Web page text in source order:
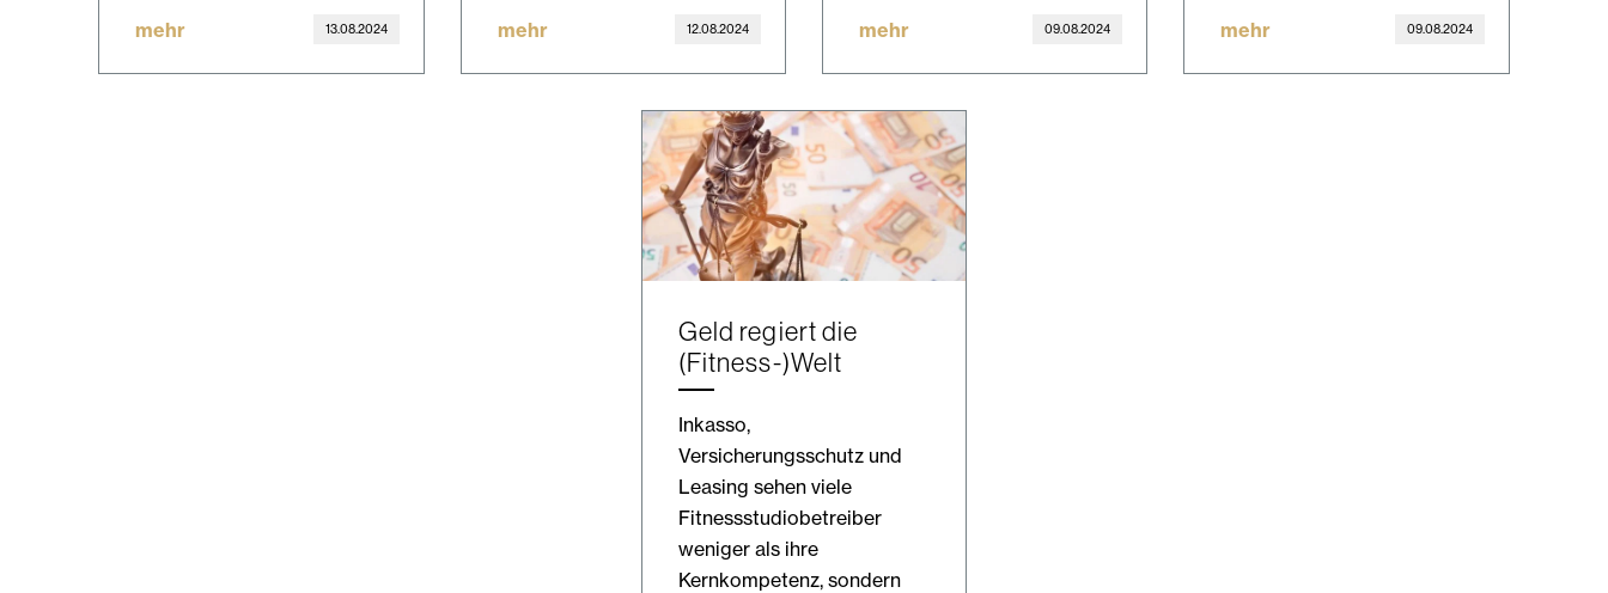
mehr 13.08.2024 mehr 12.08.2024 mehr 09.08.2024 mehr 09.08.2024
Geld regiert die
(Fitness-)Welt
Inkasso,
Versicherungsschutz und
Leasing sehen viele
Fitnessstudiobetreiber
weniger als ihre
Kernkompetenz, sondern